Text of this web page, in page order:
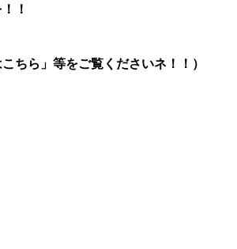
！
ちら」等をご覧くださいネ！！）